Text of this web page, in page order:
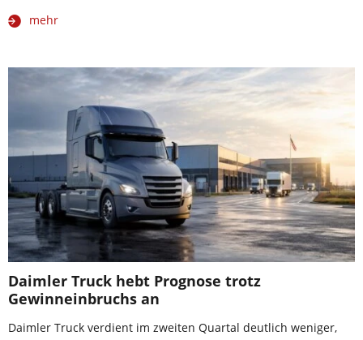
mehr
Daimler Truck hebt Prognose trotz
Gewinneinbruchs an
Daimler Truck verdient im zweiten Quartal deutlich weniger,